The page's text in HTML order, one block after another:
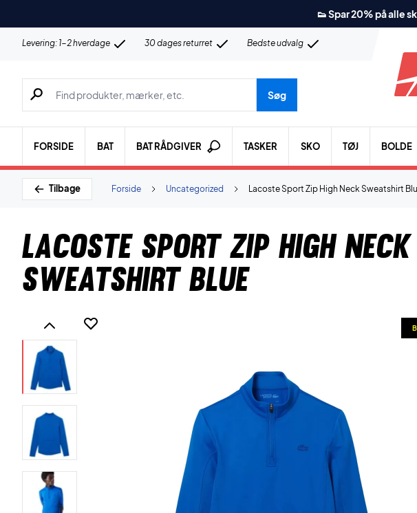
👟 Spar 20% på alle
Levering: 1-2 hverdage 30 dages returret Bedste udvalg
Søg efter produkter, mærker etc.
Søg
FORSIDE BAT BAT RÅDGIVER TASKER SKO TØJ BOLDE
Tilbage Lacoste Sport Zip High Neck Sweatshirt
Uncategorized
Forside
Lacoste Sport Zip High Neck
Sweatshirt Blue